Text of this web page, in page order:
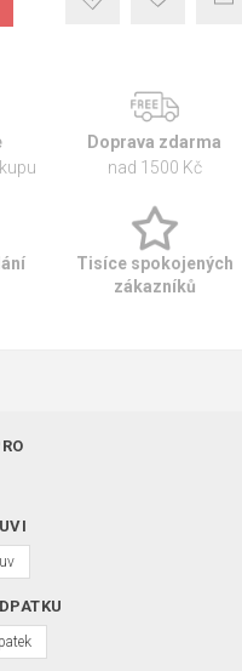
Doprava zdarma
nad 1500 Kč
Tisíce spokojených
zákazníků